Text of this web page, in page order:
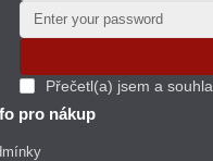
Přečetl(a) jsem a
pro nákup